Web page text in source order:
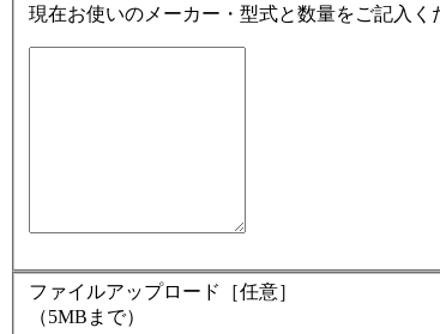
現在お使いのメーカー・型式と数量をご記入く
ファイルアップロード［任意］
（5MBまで）